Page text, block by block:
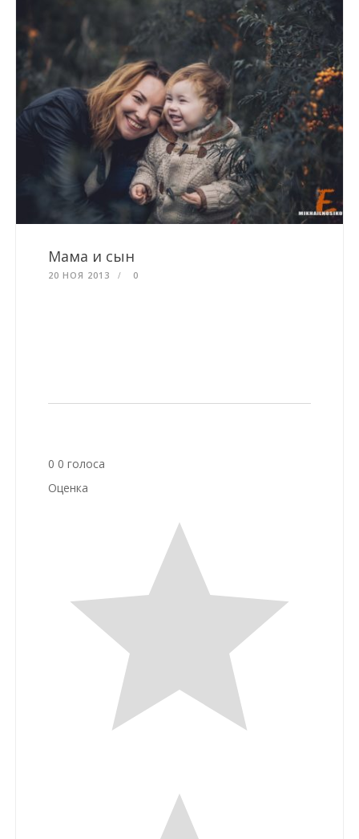
Мама и сын
20 НОЯ 2013 0
0 0 голоса
Оценка